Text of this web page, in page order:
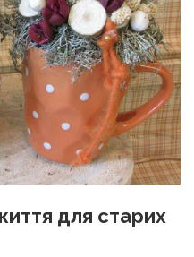
для старих